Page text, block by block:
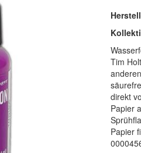
Tim
direkt
Papier
Papier